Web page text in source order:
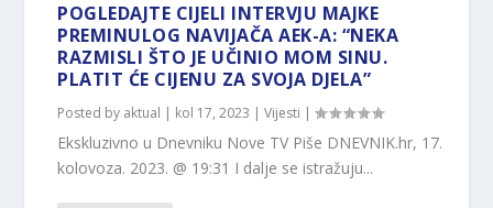
POGLEDAJTE CIJELI INTERVJU MAJKE
PREMINULOG NAVIJAČA AEK-A: “NEKA
RAZMISLI ŠTO JE UČINIO MOM SINU.
PLATIT ĆE CIJENU ZA SVOJA DJELA”
Posted by aktual | kol 17, 2023 |Vijesti |
Ekskluzivno u Dnevniku Nove TV Piše DNEVNIK.hr, 17.
kolovoza. 2023. @ 19:31 I dalje se istražuju...